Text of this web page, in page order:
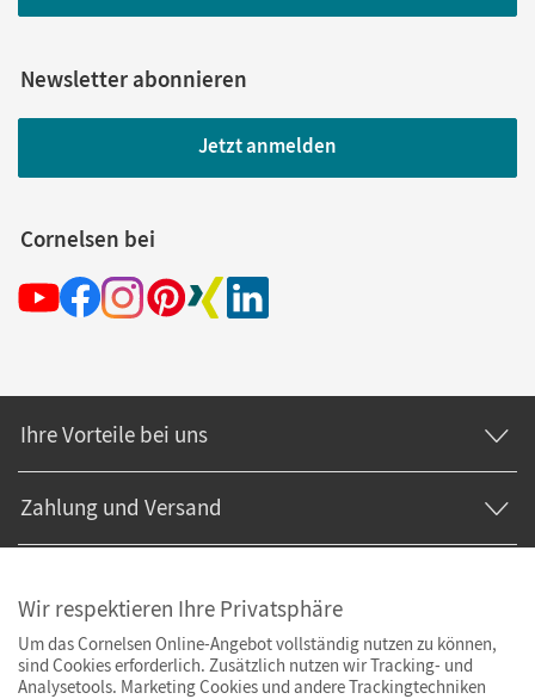
Newsletter abonnieren
Jetzt anmelden
Cornelsen bei
Ihre Vorteile bei uns
Zahlung und Versand
Wir respektieren Ihre Privatsphäre
Um das Cornelsen Online-Angebot vollständig nutzen zu können,
sind Cookies erforderlich. Zusätzlich nutzen wir Tracking- und
Analysetools. Marketing Cookies und andere Trackingtechniken